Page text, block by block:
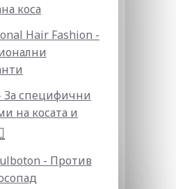
коса
Hair Fashion -
За специфични
на косата и
- Против